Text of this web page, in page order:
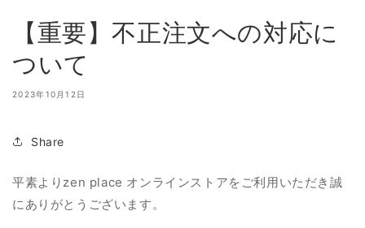
【重要】不正注文への対応に
ついて
2023年10月12日
Share
平素よりzen place オンラインストアをご利用いただき誠
にありがとうございます。